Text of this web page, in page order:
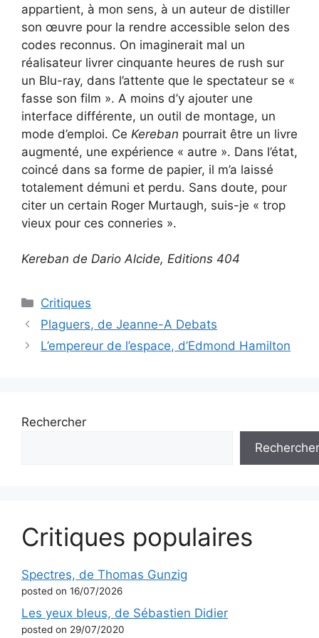
appartient, à mon sens, à un auteur de distiller
son œuvre pour la rendre accessible selon des
codes reconnus. On imaginerait mal un
réalisateur livrer cinquante heures de rush sur
un Blu-ray, dans l’attente que le spectateur se «
fasse son film ». A moins d’y ajouter une
interface différente, un outil de montage, un
mode d’emploi. Ce Kereban pourrait être un livre
augmenté, une expérience « autre ». Dans l’état,
coincé dans sa forme de papier, il m’a laissé
totalement démuni et perdu. Sans doute, pour
citer un certain Roger Murtaugh, suis-je « trop
vieux pour ces conneries ».
Kereban de Dario Alcide, Editions 404
Critiques
Plaguers, de Jeanne-A Debats
L’empereur de l’espace, d’Edmond Hamilton
Rechercher
Rechercher
Critiques populaires
Spectres, de Thomas Gunzig
posted on 16/07/2026
Les yeux bleus, de Sébastien Didier
posted on 29/07/2020